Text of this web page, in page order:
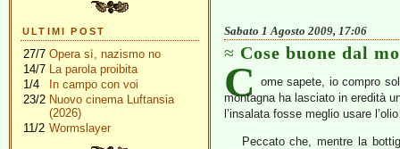
ULTIMI POST
27/7 Opera sì, nazismo no
14/7 La parola proibita
1/4
In campo con voi
23/2 Nuovo cinema Luftansia
(2026)
11/2 Wormslayer
Sabato 1 Agosto 2009, 17:06
Cose buone dal
C
ome sapete, io compro
montagna ha lasciato in eredità
l’insalata fosse meglio usare
Peccato che, mentre la